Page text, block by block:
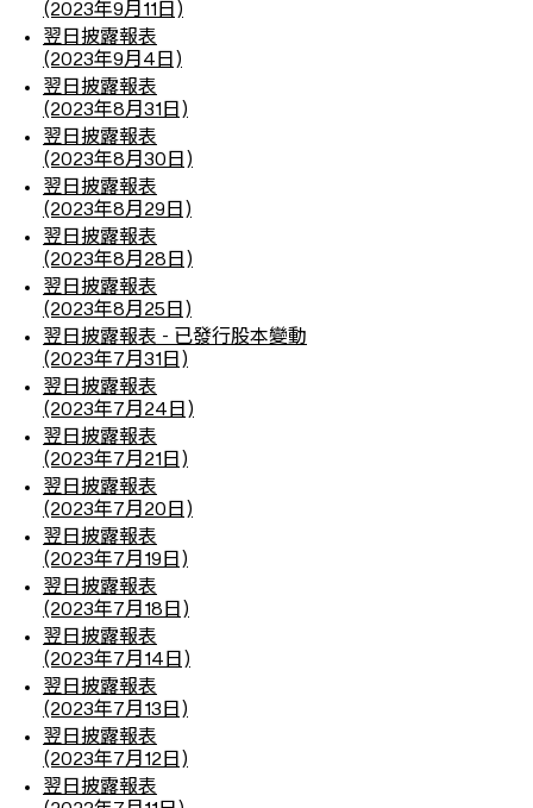
(2023年9月11日)
翌日披露報表
(2023年9月4日)
翌日披露報表
(2023年8月31日)
翌日披露報表
(2023年8月30日)
翌日披露報表
(2023年8月29日)
翌日披露報表
(2023年8月28日)
翌日披露報表
(2023年8月25日)
翌日披露報表 - 已發行股本變動
(2023年7月31日)
翌日披露報表
(2023年7月24日)
翌日披露報表
(2023年7月21日)
翌日披露報表
(2023年7月20日)
翌日披露報表
(2023年7月19日)
翌日披露報表
(2023年7月18日)
翌日披露報表
(2023年7月14日)
翌日披露報表
(2023年7月13日)
翌日披露報表
(2023年7月12日)
翌日披露報表